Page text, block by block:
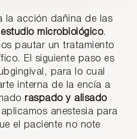
la acción dañina de las
estudio microbiológico.
pautar un tratamiento
El siguiente paso es
para lo cual
interna de la encía a
raspado y alisado
anestesia para
el paciente no note